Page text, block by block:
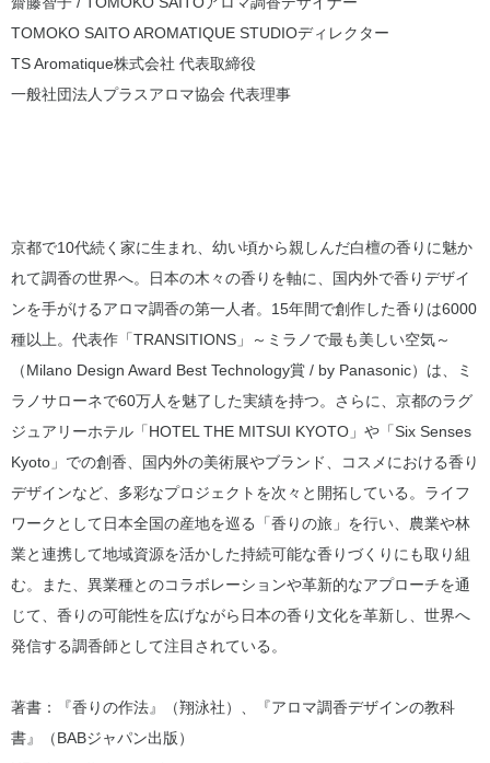
TOMOKO SAITO AROMATIQUE STUDIOディレクター
TS Aromatique株式会社 代表取締役
一般社団法人プラスアロマ協会 代表理事
京都で10代続く家に生まれ、幼い頃から親しんだ白檀の香りに魅か
れて調香の世界へ。日本の木々の香りを軸に、国内外で香りデザイ
ンを手がけるアロマ調香の第一人者。15年間で創作した香りは6000
種以上。代表作「TRANSITIONS」～ミラノで最も美しい空気～
（Milano Design Award Best Technology賞 / by Panasonic）は、ミ
ラノサローネで60万人を魅了した実績を持つ。さらに、京都のラグ
ジュアリーホテル「HOTEL THE MITSUI KYOTO」や「Six Senses
Kyoto」での創香、国内外の美術展やブランド、コスメにおける香り
デザインなど、多彩なプロジェクトを次々と開拓している。ライフ
ワークとして日本全国の産地を巡る「香りの旅」を行い、農業や林
業と連携して地域資源を活かした持続可能な香りづくりにも取り組
む。また、異業種とのコラボレーションや革新的なアプローチを通
じて、香りの可能性を広げながら日本の香り文化を革新し、世界へ
発信する調香師として注目されている。
著書：『香りの作法』（翔泳社）、『アロマ調香デザインの教科
書』（BABジャパン出版）